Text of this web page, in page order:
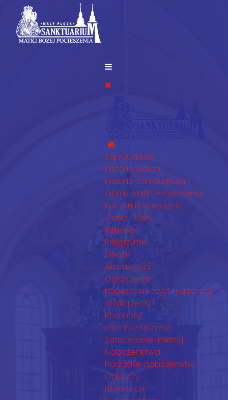
Sanktuarium
Historia parafii
Historia sanktuarium
Obraz Matki Pocieszenia
Kult MB Pocieszenia
Cuda i łaski
Relikwie
Pielgrzymki
Sklepik
Aktualności
Ogłoszenia
Kaplica wieczystej adoracji
Wydarzenia
Remonty
Intencje Mszy św.
Zamawianie intencji
Nabożeństwa
Porządek nabożeństw
Odpusty
Rekolekcje